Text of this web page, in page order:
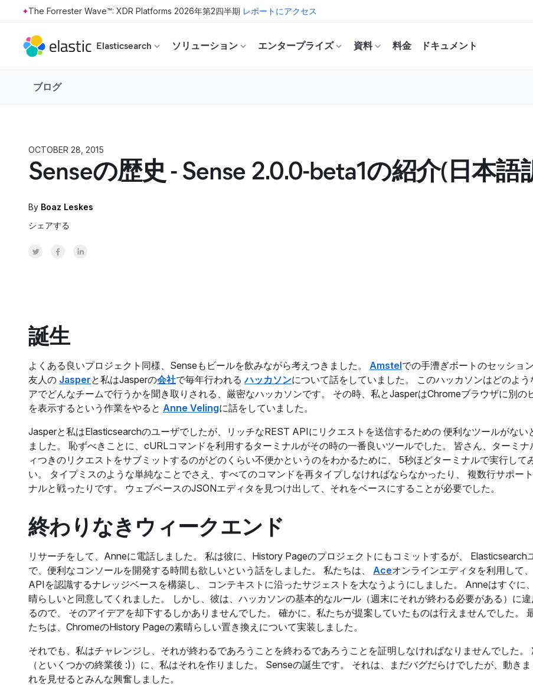
Skip to main content
The Forrester Wave™: XDR Platforms 2026年第2四半期 レポートにアクセス
Elasticsearch ソリューション エンタープライズ 資料 料金 ドキュメント
ブログ
OCTOBER 28, 2015
Senseの歴史 - Sense 2.0.0-beta1の紹介(日本語
By Boaz Leskes
シェアする
Share on Twitter
Share on Facebook
Share on LinkedInr
誕生
よくある良いプロジェクト同様、Senseもビールを飲みながら考えつきました。 Amstelでの手漕ぎボートのセッション
友人の Jasperと私はJasperの会社で毎年行われるハッカソンについて話をしていました。 このハッカソンはどのよう
アでどんなチームで行うかを聞き取りされる、厳密なハッカソンです。 その時、私とJasperはChromeブラウザに別の
を表示するという作業をやると Anne Velingに話をしていました。
Jasperと私はElasticsearchのユーザでしたが、リッチなREST APIにリクエストを送信するための 便利なツールがない
ました。 恥ずべきことに、cURLコマンドを利用するターミナルがその時の一番良いツールでした。 皆さん、ターミナ
ィつきのリクエストをサブミットするのがどのくらい不便かというのをわかるために、 5秒ほどターミナルで実行して
い。 タイプミスのような単純なことでさえ、すべてのコマンドを再タイプしなければならなかったり、 複数行サポー
ナルと戦ったりです。 ウェブベースのJSONエディタを見つけ出して、それをベースにすることが必要でした。
終わりなきウィークエンド
リサーチをして、Anneに電話しました。 私は彼に、History Pageのプロジェクトにもコミットするが、 Elasticsearch
で、便利なコンソールを開発する時間も欲しいという話をしました。 私たちは、 Aceオンラインエディタを利用して
APIを認識するナレッジベースを構築し、 コンテキストに沿ったサジェストを大なうようにしました。 Anneはすぐに
晴らしいと同意してくれました。 しかし、彼は、ハッカソンの基本的なルール（週末にそれが終わる必要がある）に
るので、 そのアイデアを却下するしかありませんでした。 確かに、私たちが提案していたものは行えませんでした。
たちは、ChromeのHistory Pageの素晴らしい置き換えについて実装しました。
それでも、私はチャレンジし、それが終わるであろうことを終わるであろうことを証明しなければなりませんでした。
（といくつかの終業後 :)）に、私はそれを作りました。 Senseの誕生です。 それは、まだバグだらけでしたが、動きま
れを見せるとみんな興奮しました。